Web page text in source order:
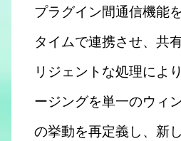
プラグイン間通信機能
タイムで連携させ、共
リジェントな処理によ
ージングを単一のウィ
の挙動を再定義し、新